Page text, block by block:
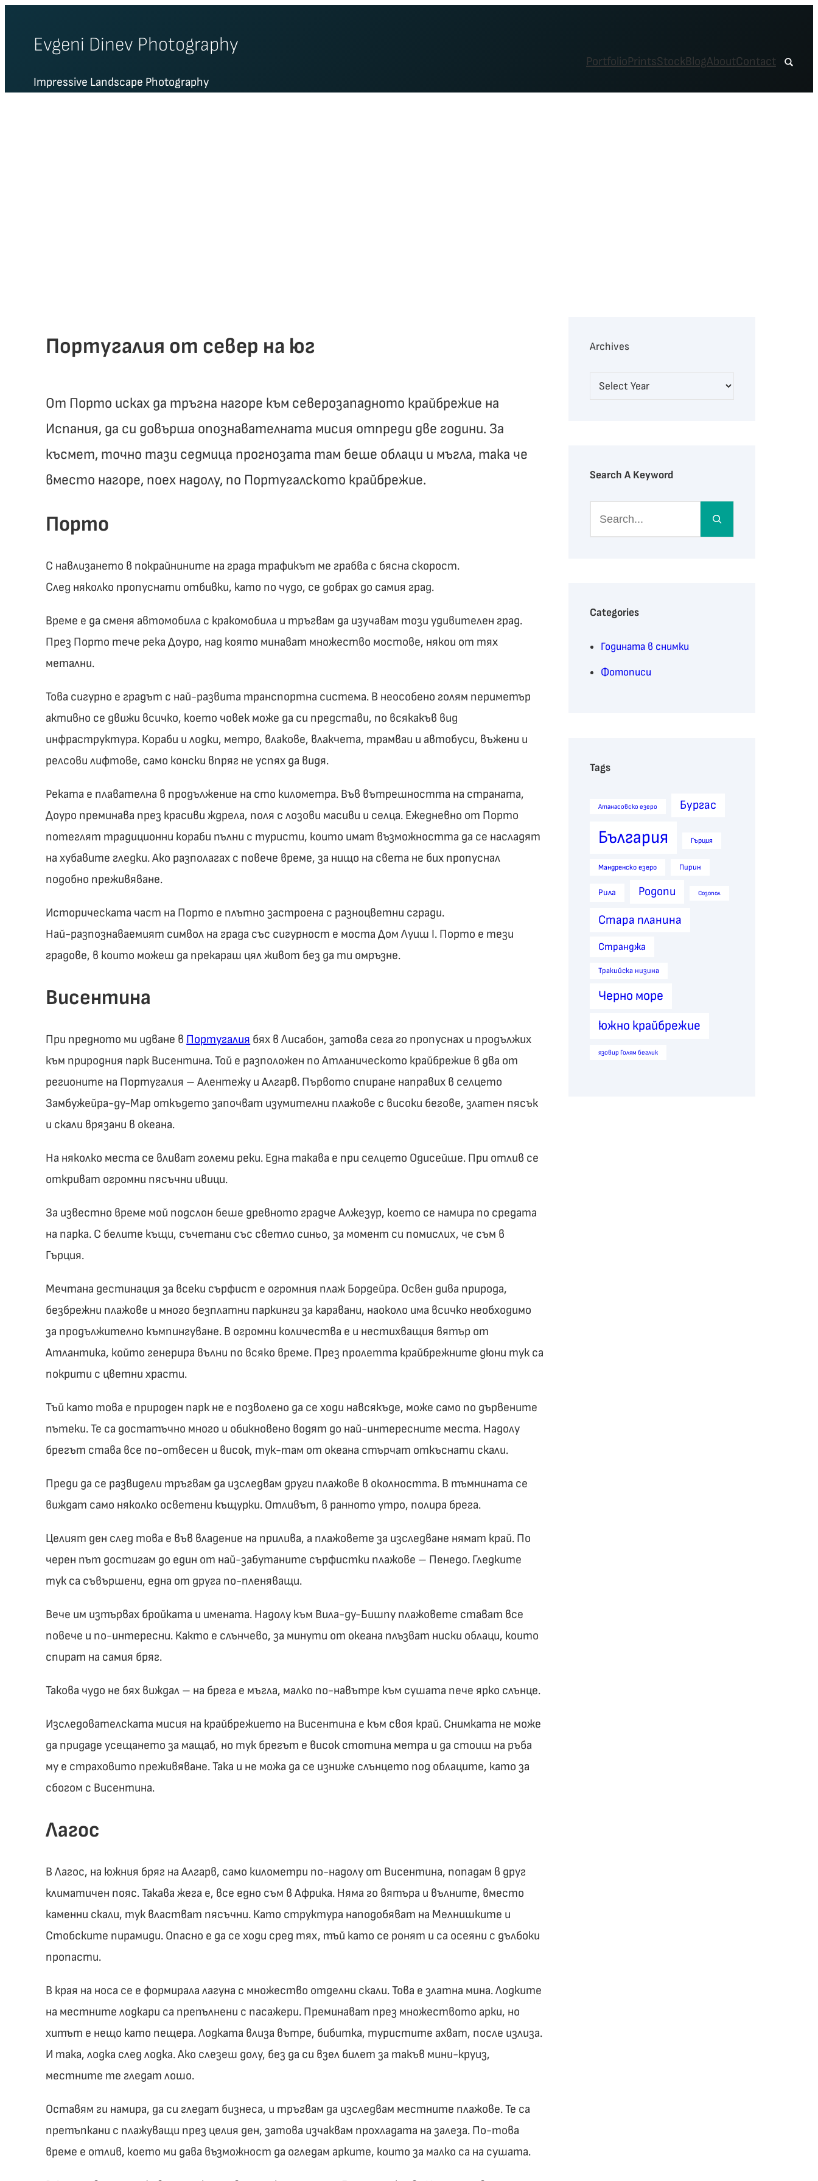
Evgeni Dinev Photography
Impressive Landscape Photography
PortfolioPrintsStockBlogAboutContact
Португалия от север на юг
От Порто исках да тръгна нагоре към северозападното крайбрежие на
Испания, да си довърша опознавателната мисия отпреди две години. За
късмет, точно тази седмица прогнозата там беше облаци и мъгла, така че
вместо нагоре, поех надолу, по Португалското крайбрежие.
Порто
С навлизането в покрайнините на града трафикът ме грабва с бясна скорост.
След няколко пропуснати отбивки, като по чудо, се добрах до самия град.
Време е да сменя автомобила с кракомобила и тръгвам да изучавам този удивителен град.
През Порто тече река Доуро, над която минават множество мостове, някои от тях
метални.
Това сигурно е градът с най-развита транспортна система. В неособено голям периметър
активно се движи всичко, което човек може да си представи, по всякакъв вид
инфраструктура. Кораби и лодки, метро, влакове, влакчета, трамваи и автобуси, въжени и
релсови лифтове, само конски впряг не успях да видя.
Реката е плавателна в продължение на сто километра. Във вътрешността на страната,
Доуро преминава през красиви ждрела, поля с лозови масиви и селца. Ежедневно от Порто
потеглят традиционни кораби пълни с туристи, които имат възможността да се насладят
на хубавите гледки. Ако разполагах с повече време, за нищо на света не бих пропуснал
подобно преживяване.
Историческата част на Порто е плътно застроена с разноцветни сгради.
Най-разпознаваемият символ на града със сигурност е моста Дом Луиш I. Порто е тези
градове, в които можеш да прекараш цял живот без да ти омръзне.
Висентина
При предното ми идване в Португалия бях в Лисабон, затова сега го пропуснах и продължих
към природния парк Висентина. Той е разположен по Атланическото крайбрежие в два от
регионите на Португалия – Алентежу и Алгарв. Първото спиране направих в селцето
Замбужейра-ду-Мар откъдето започват изумителни плажове с високи бегове, златен пясък
и скали врязани в океана.
На няколко места се вливат големи реки. Една такава е при селцето Одисейше. При отлив се
откриват огромни пясъчни ивици.
За известно време мой подслон беше древното градче Алжезур, което се намира по средата
на парка. С белите къщи, съчетани със светло синьо, за момент си помислих, че съм в
Гърция.
Мечтана дестинация за всеки сърфист е огромния плаж Бордейра. Освен дива природа,
безбрежни плажове и много безплатни паркинги за каравани, наоколо има всичко необходимо
за продължително къмпингуване. В огромни количества е и нестихващия вятър от
Атлантика, който генерира вълни по всяко време. През пролетта крайбрежните дюни тук са
покрити с цветни храсти.
Тъй като това е природен парк не е позволено да се ходи навсякъде, може само по дървените
пътеки. Те са достатъчно много и обикновено водят до най-интересните места. Надолу
брегът става все по-отвесен и висок, тук-там от океана стърчат откъснати скали.
Преди да се развидели тръгвам да изследвам други плажове в околността. В тъмнината се
виждат само няколко осветени къщурки. Отливът, в ранното утро, полира брега.
Целият ден след това е във владение на прилива, а плажовете за изследване нямат край. По
черен път достигам до един от най-забутаните сърфистки плажове – Пенедо. Гледките
тук са съвършени, една от друга по-пленяващи.
Вече им изтървах бройката и имената. Надолу към Вила-ду-Бишпу плажовете стават все
повече и по-интересни. Както е слънчево, за минути от океана плъзват ниски облаци, които
спират на самия бряг.
Такова чудо не бях виждал – на брега е мъгла, малко по-навътре към сушата пече ярко слънце.
Изследователската мисия на крайбрежието на Висентина е към своя край. Снимката не може
да придаде усещането за мащаб, но тук брегът е висок стотина метра и да стоиш на ръба
му е страховито преживяване. Така и не можа да се изниже слънцето под облаците, като за
сбогом с Висентина.
Лагос
В Лагос, на южния бряг на Алгарв, само километри по-надолу от Висентина, попадам в друг
климатичен пояс. Такава жега е, все едно съм в Африка. Няма го вятъра и вълните, вместо
каменни скали, тук властват пясъчни. Като структура наподобяват на Мелнишките и
Стобските пирамиди. Опасно е да се ходи сред тях, тъй като се ронят и са осеяни с дълбоки
пропасти.
В края на носа се е формирала лагуна с множество отделни скали. Това е златна мина. Лодките
на местните лодкари са препълнени с пасажери. Преминават през множеството арки, но
хитът е нещо като пещера. Лодката влиза вътре, бибитка, туристите ахват, после излиза.
И така, лодка след лодка. Ако слезеш долу, без да си взел билет за такъв мини-круиз,
местните те гледат лошо.
Оставям ги намира, да си гледат бизнеса, и тръгвам да изследвам местните плажове. Те са
претъпкани с плажуващи през целия ден, затова изчаквам прохладата на залеза. По-това
време е отлив, което ми дава възможност да огледам арките, които за малко са на сушата.
Archives
Search A Keyword
Categories
Годината в снимки
Фотописи
Tags
Атанасовско езеро Бургас
България Гърция
Мандренско езеро Пирин
Рила Родопи Созопол
Стара планина
Странджа
Тракийска низина
Черно море
южно крайбрежие
язовир Голям беглик